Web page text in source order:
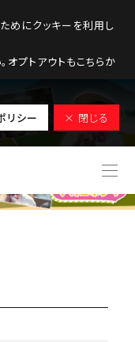
めにクッキーを利用し
オプトアウトもこちらか
リシー × 閉じる